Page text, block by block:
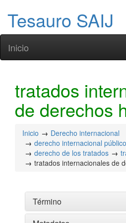
Tesauro SAIJ
Inicio
tratados
de derechos
Inicio
Derecho internacional
derecho internacional público
derecho de los tratados
tratados internacionales de
Término